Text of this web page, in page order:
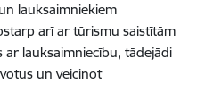
lauksaimniekiem
arī ar tūrismu saistītām
ar lauksaimniecību, tādejādi
un veicinot